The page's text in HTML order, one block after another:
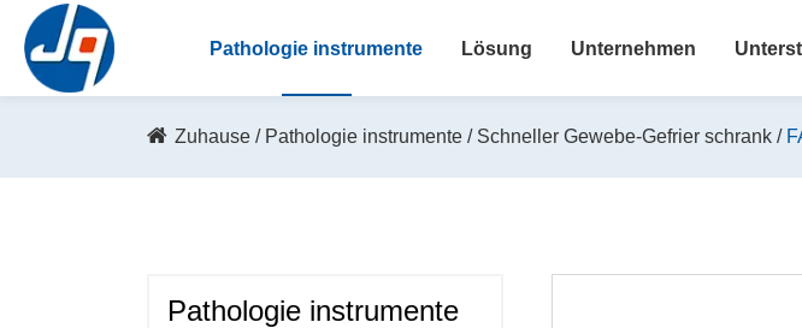
Lösung Unternehmen
Zuhause Pathologie instrumente Schneller Gewebe-Gefrier schrank
Pathologie instrumente